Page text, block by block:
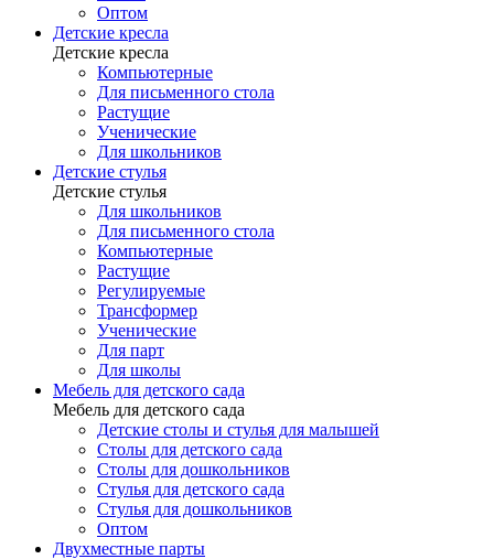
Оптом
Детские кресла
Детские кресла
Компьютерные
Для письменного стола
Растущие
Ученические
Для школьников
Детские стулья
Детские стулья
Для школьников
Для письменного стола
Компьютерные
Растущие
Регулируемые
Трансформер
Ученические
Для парт
Для школы
Мебель для детского сада
Мебель для детского сада
Детские столы и стулья для малышей
Столы для детского сада
Столы для дошкольников
Стулья для детского сада
Стулья для дошкольников
Оптом
Двухместные парты